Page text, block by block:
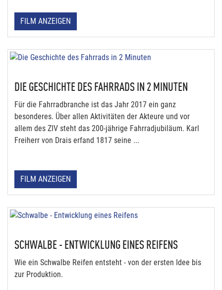
FILM ANZEIGEN
DIE GESCHICHTE DES FAHRRADS IN 2 MINUTEN
Für die Fahrradbranche ist das Jahr 2017 ein ganz
besonderes. Über allen Aktivitäten der Akteure und vor
allem des ZIV steht das 200-jährige Fahrradjubiläum. Karl
Freiherr von Drais erfand 1817 seine ...
FILM ANZEIGEN
SCHWALBE - ENTWICKLUNG EINES REIFENS
Wie ein Schwalbe Reifen entsteht - von der ersten Idee bis
zur Produktion.